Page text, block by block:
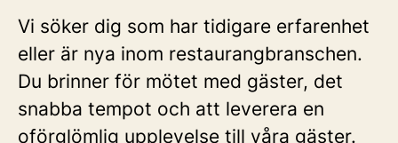
Vi söker dig som har tidigare erfarenhet
eller är nya inom restaurangbranschen.
Du brinner för mötet med gäster, det
snabba tempot och att leverera en
oförglömlig upplevelse till våra gäster.